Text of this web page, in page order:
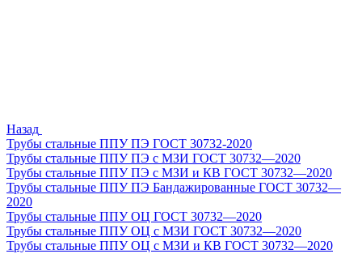
Назад
Трубы стальные ППУ ПЭ ГОСТ 30732-2020
Трубы стальные ППУ ПЭ с МЗИ ГОСТ 30732—2020
Трубы стальные ППУ ПЭ с МЗИ и КВ ГОСТ 30732—2020
Трубы стальные ППУ ПЭ Бандажированные ГОСТ 30732—
2020
Трубы стальные ППУ ОЦ ГОСТ 30732—2020
Трубы стальные ППУ ОЦ с МЗИ ГОСТ 30732—2020
Трубы стальные ППУ ОЦ с МЗИ и КВ ГОСТ 30732—2020